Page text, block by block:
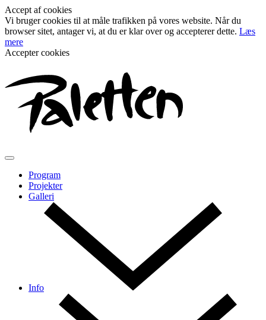
Accept af cookies
Vi bruger cookies til at måle trafikken på vores website. Når du
browser sitet, antager vi, at du er klar over og accepterer dette. Læs
mere
Accepter cookies
Program
Projekter
Galleri
Info